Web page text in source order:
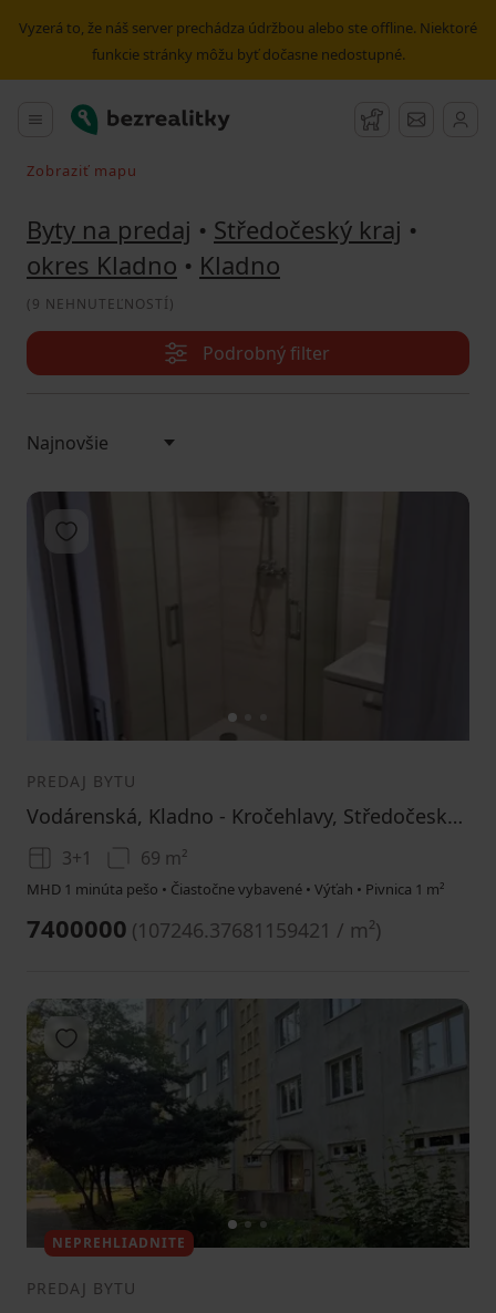
Vyzerá to, že náš server prechádza údržbou alebo ste offline. Niektoré
funkcie stránky môžu byť dočasne nedostupné.
Hlavné menu
Bezrealitky Strážny pes
Správy
Vyhľadávať pri pohybe v mape
Zobraziť mapu
Byty na predaj • Středočeský kraj •
okres Kladno • Kladno
(9 NEHNUTEĽNOSTÍ)
Podrobný filter
1
Pridať do obľúbených
PREDAJ BYTU
Vodárenská, Kladno - Kročehlavy, Středočeský kraj
3+1 69 m²
MHD 1 minúta pešo • Čiastočne vybavené • Výťah • Pivnica 1 m²
7400000 (107246.37681159421 / m²)
12 3
Pridať do obľúbených
NEPREHLIADNITE
PREDAJ BYTU